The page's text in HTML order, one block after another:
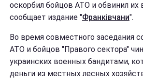
оскорбил бойцов АТО и обвинил их
сообщает издание "Франківчани".
Во время совместного заседания
АТО и бойцов "Правого сектора"
украинских военных бандитами,
деньги из местных лесных